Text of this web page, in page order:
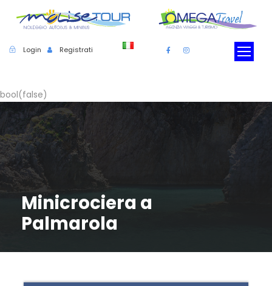
Login Registrati
bool(false)
Minicrociera a
Palmarola